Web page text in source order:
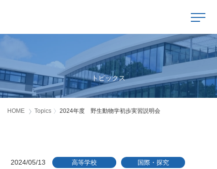
Topics
トピックス
HOME Topics 2024年度 野生動物学初歩実習説明会
2024/05/13 高等学校 国際・探究